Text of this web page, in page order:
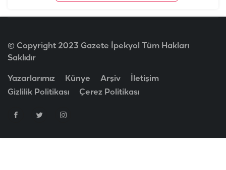
© Copyright 2023 Gazete İpekyol Tüm Hakları
Saklıdır
Yazarlarımız Künye Arşiv
İletişim
Gizlilik Politikası
Çerez Politikası